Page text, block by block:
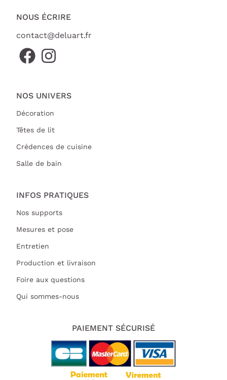
NOUS ÉCRIRE
contact@deluart.fr
NOS UNIVERS
Décoration
Têtes de lit
Crédences de cuisine
Salle de bain
INFOS PRATIQUES
Nos supports
Mesures et pose
Entretien
Production et livraison
Foire aux questions
Qui sommes-nous
PAIEMENT SÉCURISÉ